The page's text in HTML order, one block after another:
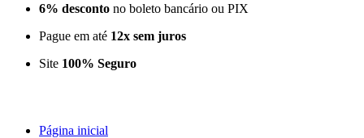
LowePro
Lumitecfoto
6% desconto no boleto bancário ou PIX
Pague em até 12x sem juros
Site 100% Seguro
Página inicial